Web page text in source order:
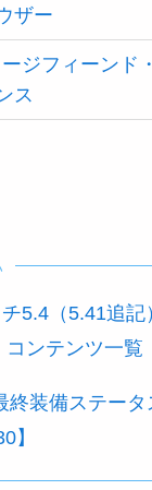
ザー
ジフィーンド
ス
5.4（5.41追記
ンテンツ一覧
終装備ステータ
】